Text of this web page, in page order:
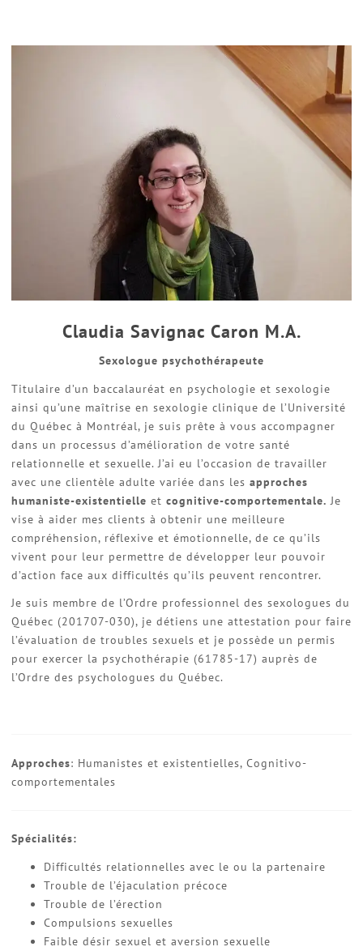
Claudia Savignac Caron M.A.
Sexologue psychothérapeute
Titulaire d’un baccalauréat en psychologie et sexologie
ainsi qu’une maîtrise en sexologie clinique de l’Université
du Québec à Montréal, je suis prête à vous accompagner
dans un processus d’amélioration de votre santé
relationnelle et sexuelle. J’ai eu l’occasion de travailler
avec une clientèle adulte variée dans les approches
humaniste-existentielle et cognitive-comportementale. Je
vise à aider mes clients à obtenir une meilleure
compréhension, réflexive et émotionnelle, de ce qu’ils
vivent pour leur permettre de développer leur pouvoir
d’action face aux difficultés qu’ils peuvent rencontrer.
Je suis membre de l’Ordre professionnel des sexologues du
Québec (201707-030), je détiens une attestation pour faire
l’évaluation de troubles sexuels et je possède un permis
pour exercer la psychothérapie (61785-17) auprès de
l’Ordre des psychologues du Québec.
Approches: Humanistes et existentielles, Cognitivo-
comportementales
Spécialités:
Difficultés relationnelles avec le ou la partenaire
Trouble de l’éjaculation précoce
Trouble de l’érection
Compulsions sexuelles
Faible désir sexuel et aversion sexuelle